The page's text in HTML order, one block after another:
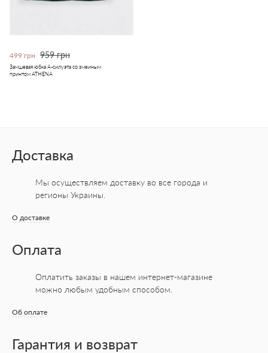
499 грн 959 грн
Замшевая юбка А-силуэта со змеиным
принтом ATHENA
Доставка
Мы осуществляем доставку во все города и
регионы Украины.
О доставке
Оплата
Оплатить заказы в нашем интернет-магазине
можно любым удобным способом.
Об оплате
Гарантия и возврат